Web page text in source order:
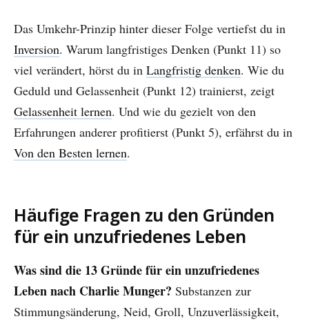
Das Umkehr-Prinzip hinter dieser Folge vertiefst du in
Inversion. Warum langfristiges Denken (Punkt 11) so
viel verändert, hörst du in Langfristig denken. Wie du
Geduld und Gelassenheit (Punkt 12) trainierst, zeigt
Gelassenheit lernen. Und wie du gezielt von den
Erfahrungen anderer profitierst (Punkt 5), erfährst du in
Von den Besten lernen.
Häufige Fragen zu den Gründen
für ein unzufriedenes Leben
Was sind die 13 Gründe für ein unzufriedenes
Leben nach Charlie Munger? Substanzen zur
Stimmungsänderung, Neid, Groll, Unzuverlässigkeit,